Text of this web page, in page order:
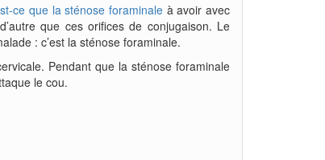
ce que la sténose foraminale à avoir avec
que ces orifices de conjugaison. Le
: c’est la sténose foraminale.
Pendant que la sténose foraminale
le cou.